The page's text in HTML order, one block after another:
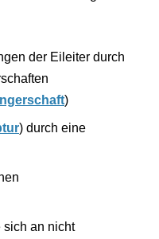
der Eileiter durch
)
) durch eine
sich an nicht